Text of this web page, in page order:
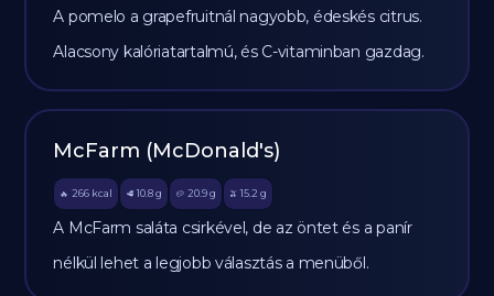
A pomelo a grapefruitnál nagyobb, édeskés citrus.
Alacsony kalóriatartalmú, és C-vitaminban gazdag.
McFarm (McDonald's)
🔥 266 kcal 🥩 10.8 g 🥔 20.9g 🫒 15.2 g
A McFarm saláta csirkével, de az öntet és a panír
nélkül lehet a legjobb választás a menüből.